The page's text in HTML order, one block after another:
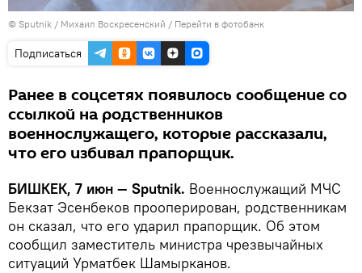
© Sputnik / Михаил Воскресенский / Перейти в фотобанк
Подписаться
Ранее в соцсетях появилось сообщение со
ссылкой на родственников
военнослужащего, которые рассказали,
что его избивал прапорщик.
БИШКЕК, 7 июн — Sputnik. Военнослужащий МЧС
Бекзат Эсенбеков прооперирован, родственникам
он сказал, что его ударил прапорщик. Об этом
сообщил заместитель министра чрезвычайных
ситуаций Урматбек Шамырканов.